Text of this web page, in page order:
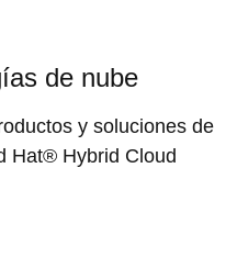
de nube
y soluciones de
Hat® Hybrid Cloud